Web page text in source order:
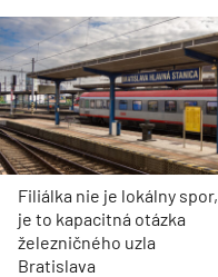
Filiálka nie je lokálny spor,
je to kapacitná otázka
železničného uzla
Bratislava